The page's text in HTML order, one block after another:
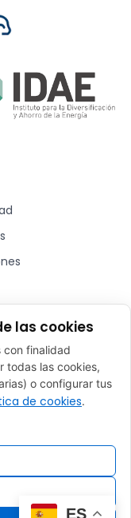
(08017)
las cookies
con finalidad
todas las cookies,
o configurar tus
de cookies.
ES